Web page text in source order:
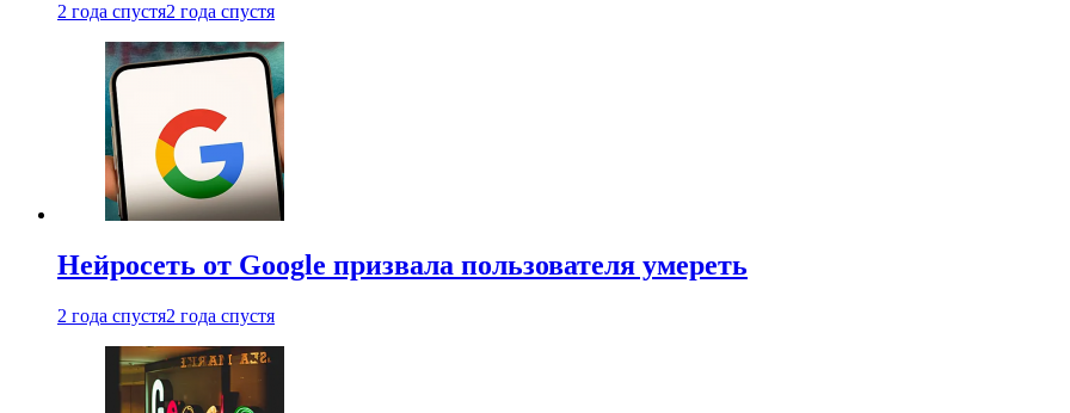
2 года спустя2 года спустя
Нейросеть от Google призвала пользователя умереть
2 года спустя2 года спустя